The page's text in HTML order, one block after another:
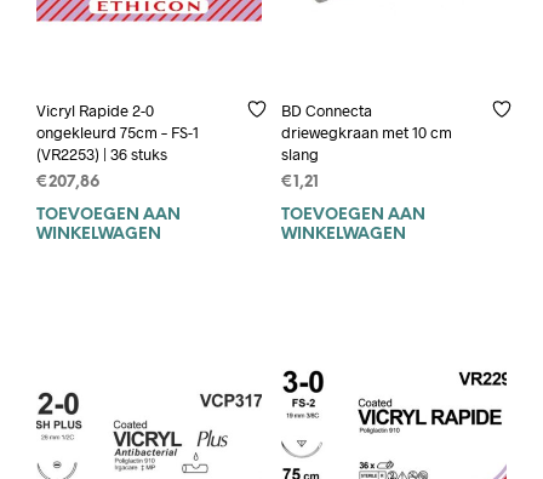
Vicryl Rapide 2-0
ongekleurd 75cm – FS-1
(VR2253) | 36 stuks
€207,86
TOEVOEGEN AAN
WINKELWAGEN
BD Connecta
driewegkraan met 10 cm
slang
€ 1,21
TOEVOEGEN AAN
WINKELWAGEN